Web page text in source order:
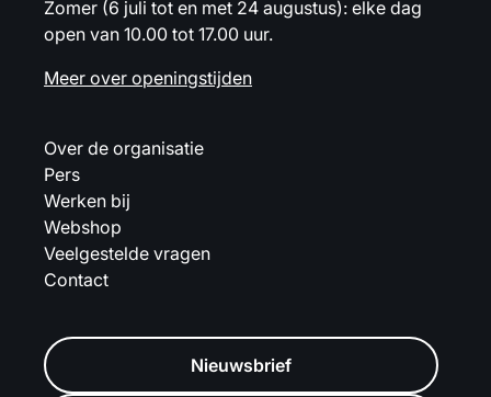
Zomer (6 juli tot en met 24 augustus): elke dag
open van 10.00 tot 17.00 uur.
Meer over openingstijden
Over de organisatie
Pers
Werken bij
Webshop
Veelgestelde vragen
Contact
Nieuwsbrief